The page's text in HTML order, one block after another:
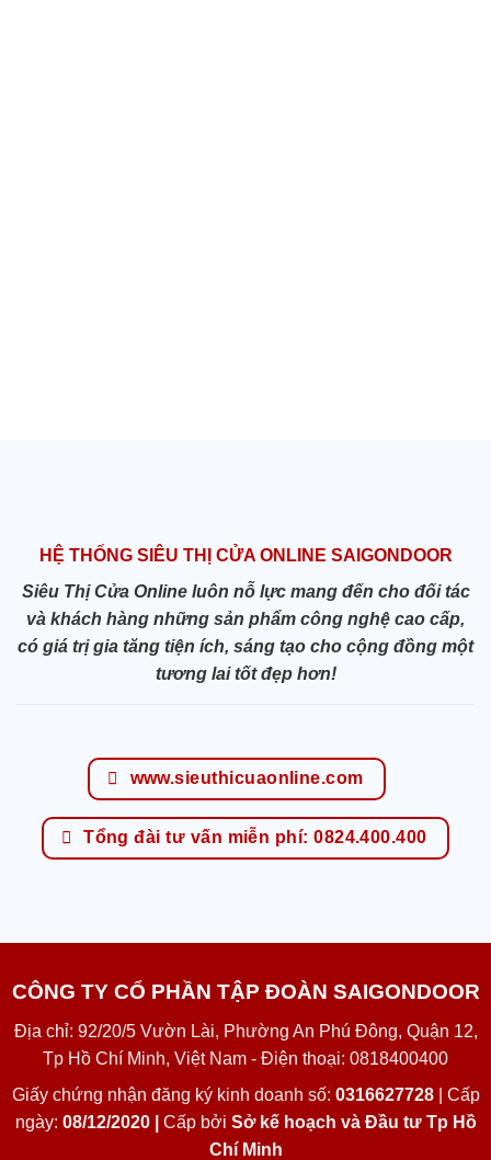
HỆ THỐNG SIÊU THỊ CỬA ONLINE SAIGONDOOR
Siêu Thị Cửa Online luôn nỗ lực mang đến cho đối tác
và khách hàng những sản phẩm công nghệ cao cấp,
có giá trị gia tăng tiện ích, sáng tạo cho cộng đồng một
tương lai tốt đẹp hơn!
www.sieuthicuaonline.com
Tổng đài tư vấn miễn phí: 0824.400.400
CÔNG TY CỔ PHẦN TẬP ĐOÀN SAIGONDOOR
Địa chỉ: 92/20/5 Vườn Lài, Phường An Phú Đông, Quận 12,
Tp Hồ Chí Minh, Việt Nam - Điện thoại: 0818400400
Giấy chứng nhận đăng ký kinh doanh số: 0316627728| Cấp
ngày: 08/12/2020 | Cấp bởi Sở kế hoạch và Đầu tư Tp Hồ
Chí Minh